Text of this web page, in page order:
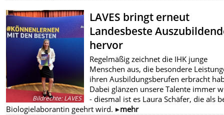
Bildrechte:LAVES
LAVES bringt erneut
Landesbeste
hervor
Regelmäßig zeichnet die IHK junge
Menschen aus, die besondere
ihren Ausbildungsberufen erbracht
Dabei glänzen unsere Talente immer
- diesmal ist es Laura Schäfer, die als
Biologielaborantin geehrt wird.
mehr